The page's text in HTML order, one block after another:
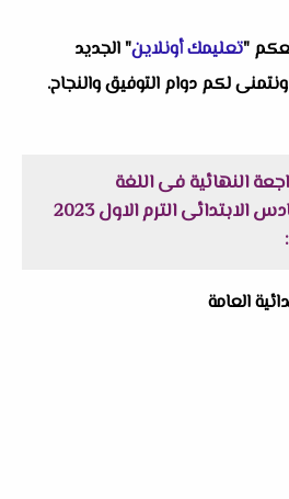
"تعليمك أونلاين" الجديد
لكم دوام التوفيق والنجاح.
النهائية فى اللغة
الانجليزية للصف السادس الابتدائى الترم الاول 2023
العامة